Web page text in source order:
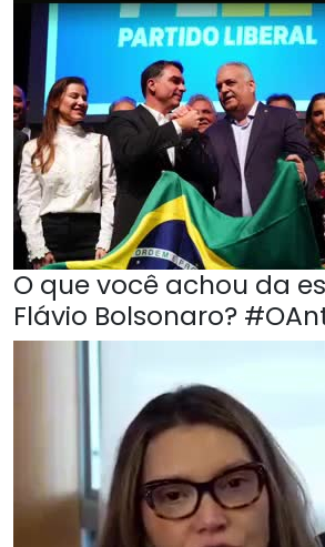
O que você achou da
Flávio Bolsonaro?